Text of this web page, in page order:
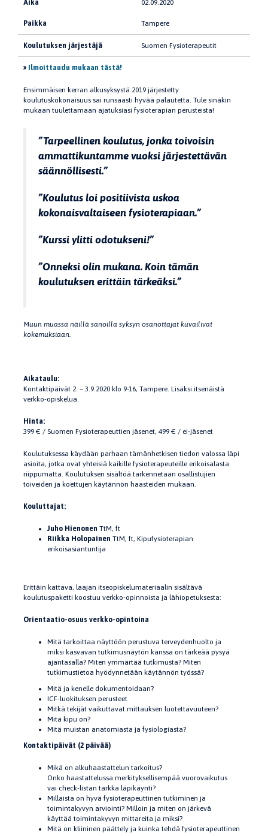
Aika 02.09.2020
Paikka Tampere
Koulutuksen järjestäjä Suomen Fysioterapeutit
» Ilmoittaudu mukaan tästä!
Ensimmäisen kerran alkusyksystä 2019 järjestetty
koulutuskokonaisuus sai runsaasti hyvää palautetta. Tule sinäkin
mukaan tuulettamaan ajatuksiasi fysioterapian perusteista!
”Tarpeellinen koulutus, jonka toivoisin
ammattikuntamme vuoksi järjestettävän
säännöllisesti.”
”Koulutus loi positiivista uskoa
kokonaisvaltaiseen fysioterapiaan.”
”Kurssi ylitti odotukseni!”
”Onneksi olin mukana. Koin tämän
koulutuksen erittäin tärkeäksi.”
Muun muassa näillä sanoilla syksyn osanottajat kuvailivat
kokemuksiaan.
Aikataulu:
Kontaktipäivät 2. – 3.9.2020 klo 9-16, Tampere. Lisäksi itsenäistä
verkko-opiskelua.
Hinta:
399 € / Suomen Fysioterapeuttien jäsenet, 499 € / ei-jäsenet
Koulutuksessa käydään parhaan tämänhetkisen tiedon valossa läpi
asioita, jotka ovat yhteisiä kaikille fysioterapeuteille erikoisalasta
riippumatta. Koulutuksen sisältöä tarkennetaan osallistujien
toiveiden ja koettujen käytännön haasteiden mukaan.
Kouluttajat:
Juho Hienonen TtM, ft
Riikka Holopainen TtM, ft, Kipufysioterapian
erikoisasiantuntija
Erittäin kattava, laajan itseopiskelumateriaalin sisältävä
koulutuspaketti koostuu verkko-opinnoista ja lähiopetuksesta:
Orientaatio-osuus verkko-opintoina
Mitä tarkoittaa näyttöön perustuva terveydenhuolto ja
miksi kasvavan tutkimusnäytön kanssa on tärkeää pysyä
ajantasalla? Miten ymmärtää tutkimusta? Miten
tutkimustietoa hyödynnetään käytännön työssä?
Mitä ja kenelle dokumentoidaan?
ICF-luokituksen perusteet
Mitkä tekijät vaikuttavat mittauksen luotettavuuteen?
Mitä kipu on?
Mitä muistan anatomiasta ja fysiologiasta?
Kontaktipäivät (2 päivää)
Mikä on alkuhaastattelun tarkoitus?
Onko haastattelussa merkityksellisempää vuorovaikutus
vai check-listan tarkka läpikäynti?
Millaista on hyvä fysioterapeuttinen tutkiminen ja
toimintakyvyn arviointi? Milloin ja miten on järkevä
käyttää toimintakyvyn mittareita ja miksi?
Mitä on kliininen päättely ja kuinka tehdä fysioterapeuttinen